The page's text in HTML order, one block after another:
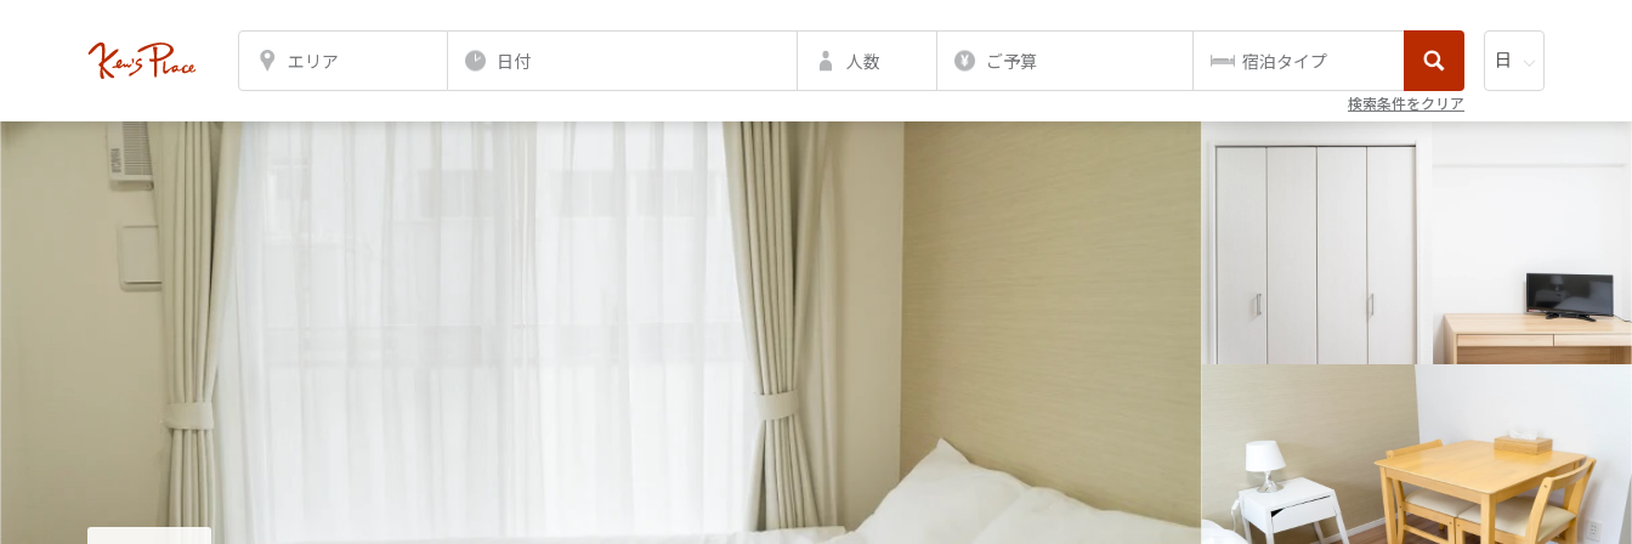
エリア 日付 人数 ご予算 宿泊タイプ
検索条件をクリア